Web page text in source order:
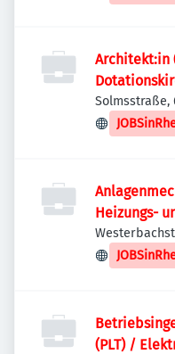
Architekt:in
Solmsstraße,
Innenstadt II,
Heizungs-
Main-
(PLT) /